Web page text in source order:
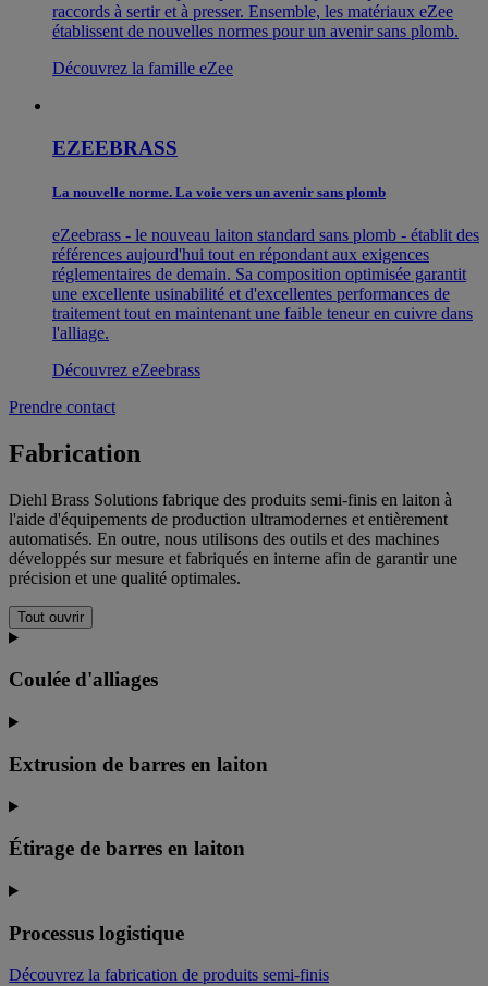
raccords à sertir et à presser. Ensemble, les matériaux eZee
établissent de nouvelles normes pour un avenir sans plomb.
Découvrez la famille eZee
EZEEBRASS
La nouvelle norme. La voie vers un avenir sans plomb
eZeebrass - le nouveau laiton standard sans plomb - établit des
références aujourd'hui tout en répondant aux exigences
réglementaires de demain. Sa composition optimisée garantit
une excellente usinabilité et d'excellentes performances de
traitement tout en maintenant une faible teneur en cuivre dans
l'alliage.
Découvrez eZeebrass
Prendre contact
Fabrication
Diehl Brass Solutions fabrique des produits semi-finis en laiton à
l'aide d'équipements de production ultramodernes et entièrement
automatisés. En outre, nous utilisons des outils et des machines
développés sur mesure et fabriqués en interne afin de garantir une
précision et une qualité optimales.
Tout ouvrir
Coulée d'alliages
Extrusion de barres en laiton
Étirage de barres en laiton
Processus logistique
Découvrez la fabrication de produits semi-finis